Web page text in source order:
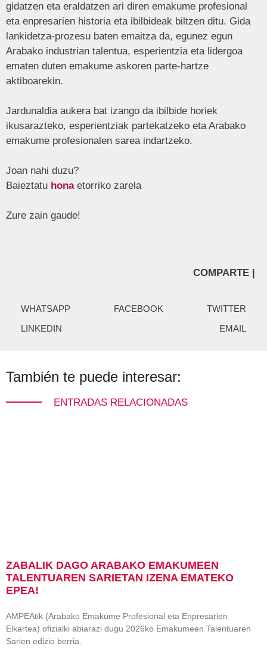
gidatzen eta eraldatzen ari diren emakume profesional
eta enpresarien historia eta ibilbideak biltzen ditu. Gida
lankidetza-prozesu baten emaitza da, egunez egun
Arabako industrian talentua, esperientzia eta lidergoa
ematen duten emakume askoren parte-hartze
aktiboarekin.
Jardunaldia aukera bat izango da ibilbide horiek
ikusarazteko, esperientziak partekatzeko eta Arabako
emakume profesionalen sarea indartzeko.
Joan nahi duzu?
Baieztatu honaetorriko zarela
Zure zain gaude!
COMPARTE |
WHATSAPP FACEBOOK
TWITTER
LINKEDIN
EMAIL
También te puede interesar:
ENTRADAS RELACIONADAS
ZABALIK DAGO ARABAKO EMAKUMEEN
TALENTUAREN SARIETAN IZENA EMATEKO
EPEA!
AMPEAtik (Arabako Emakume Profesional eta Enpresarien
Elkartea) ofizialki abiarazi dugu 2026ko Emakumeen Talentuaren
Sarien edizio berria.